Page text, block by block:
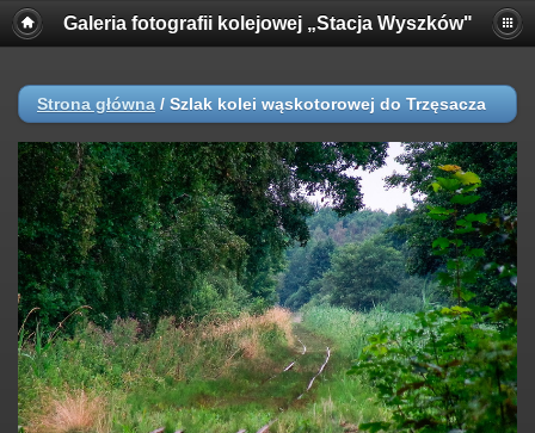
Galeria fotografii kolejowej „Stacja Wyszków"
Strona główna / Szlak kolei wąskotorowej do Trzęsacza